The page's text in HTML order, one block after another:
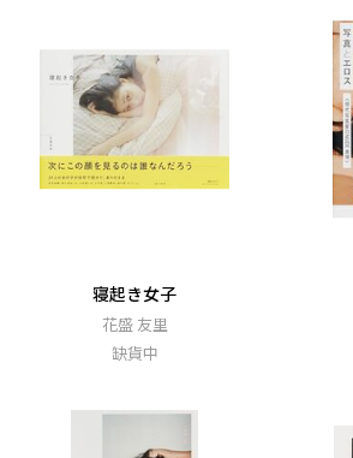
寝起き女子
花盛 友里
缺貨中